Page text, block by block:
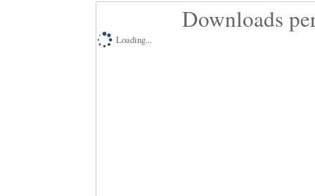
Downloads
Loading...